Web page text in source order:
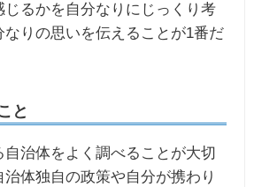
じるかを自分なりにじっくり考
なりの思いを伝えることが1番だ
と
自治体をよく調べることが大切
体独自の政策や自分が携わり